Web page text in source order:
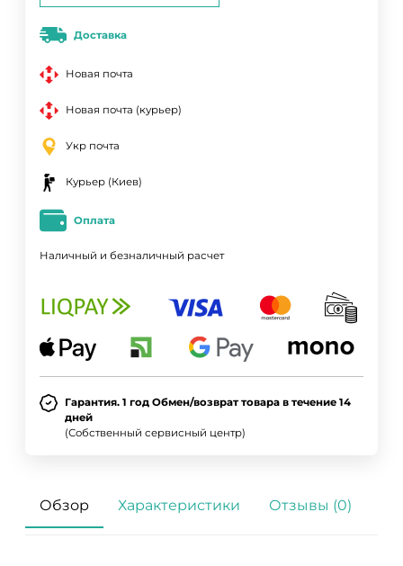
Доставка
Новая почта
Новая почта (курьер)
Укр почта
Курьер (Киев)
Оплата
Наличный и безналичный расчет
Гарантия. 1 год Обмен/возврат товара в течение 14
дней
(Собственный сервисный центр)
Обзор Характеристики Отзывы (0)